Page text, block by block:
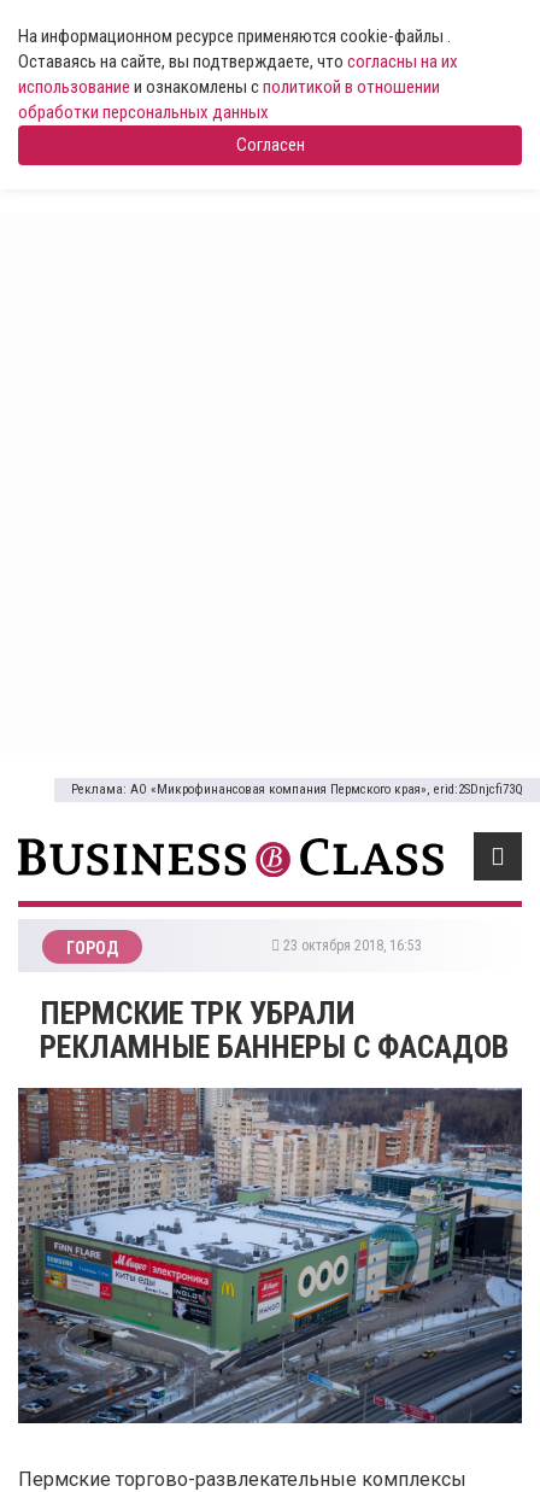
На информационном ресурсе применяются cookie-файлы .
Оставаясь на сайте, вы подтверждаете, что согласны на их
использование и ознакомлены сполитикой в отношении
обработки персональных данных
Согласен
Реклама: АО «Микрофинансовая компания Пермского края», erid:2SDnjcfi73Q
ГОРОД 23 октября 2018, 16:53
ПЕРМСКИЕ ТРК УБРАЛИ
РЕКЛАМНЫЕ БАННЕРЫ С ФАСАДОВ
Пермские торгово-развлекательные комплексы